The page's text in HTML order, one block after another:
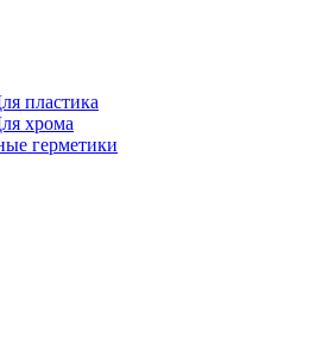
пластика
хрома
герметики